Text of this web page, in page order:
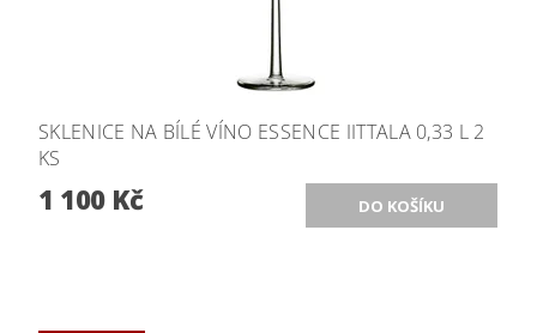
SKLENICE NA BÍLÉ VÍNO ESSENCE IITTALA 0,33 L 2
KS
1 100 Kč